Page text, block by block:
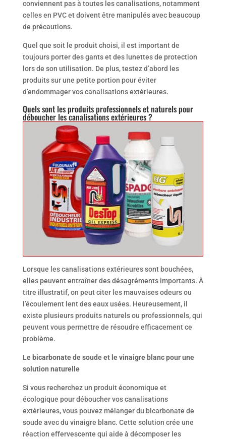
conviennent pas à toutes les canalisations, notamment
celles en PVC et doivent être manipulés avec beaucoup
de précautions.
Quel que soit le produit choisi, il est important de
toujours porter des gants et des lunettes de protection
lors de son utilisation. De plus, testez d’abord les
produits sur une petite portion pour éviter
d’endommager vos canalisations extérieures.
Quels sont les produits professionnels et naturels pour
déboucher les canalisations extérieures ?
Lorsque les canalisations extérieures sont bouchées,
elles peuvent entraîner des désagréments importants. À
titre illustratif, on peut citer les mauvaises odeurs ou
l’écoulement lent des eaux usées. Heureusement, il
existe plusieurs produits naturels ou professionnels, qui
peuvent vous permettre de résoudre efficacement ce
problème.
Le bicarbonate de soude et le vinaigre blancpourune
solution naturelle
Si vous recherchez un produit économique et
écologique pour déboucher vos canalisations
extérieures, vous pouvez mélanger du bicarbonate de
soude avec du vinaigre blanc. Cette solution crée une
réaction effervescente qui aide à décomposer les